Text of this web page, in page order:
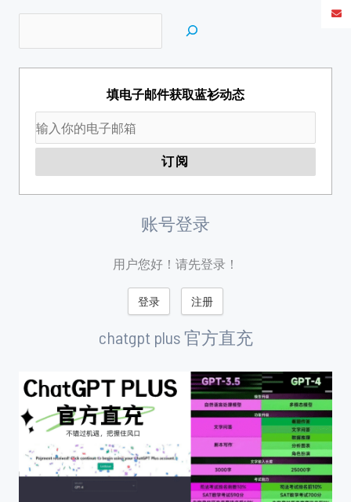
填电子邮件获取蓝衫动态
账号登录
用户您好！请先登录！
登录 注册
chatgpt plus 官方直充